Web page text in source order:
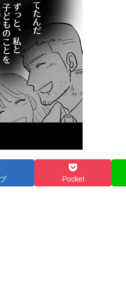
Pocket